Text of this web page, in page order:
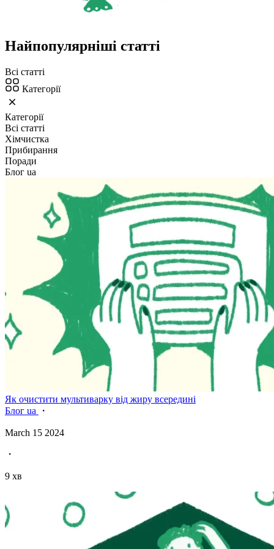
Найпопулярніші статті
Всі статті
Категорії
Категорії
Всі статті
Хімчистка
Прибирання
Поради
Блог ua
Як очистити мультиварку від жиру всередині
Блог ua
・
March 15 2024
・
9 хв